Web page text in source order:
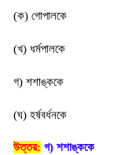
(ক) গোপালকে
(খ) ধর্মপালকে
গ) শশাঙ্ককে
(ঘ) হর্ষবর্ধনকে
উত্তর: গ) শশাঙ্ককে